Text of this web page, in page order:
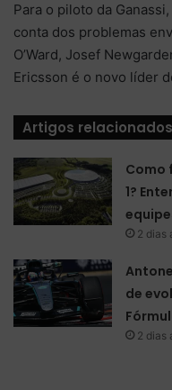
Para o piloto da
conta dos problemas
O’Ward, Josef
Ericsson é o novo líder
Artigos relacionados
Como
1?
2 dias
de
2 dias